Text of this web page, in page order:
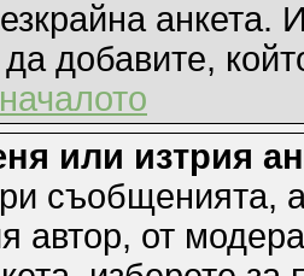
добавите,
или изтрия
съобщенията,
автор, от